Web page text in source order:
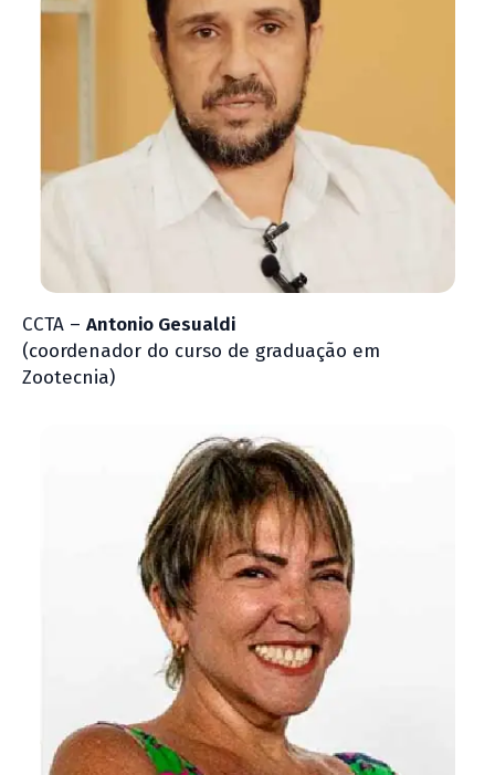
CCTA – Antonio Gesualdi
(coordenador do curso de graduação em
Zootecnia)